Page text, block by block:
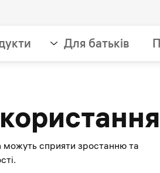
Для батьків
можуть сприяти зростанню та